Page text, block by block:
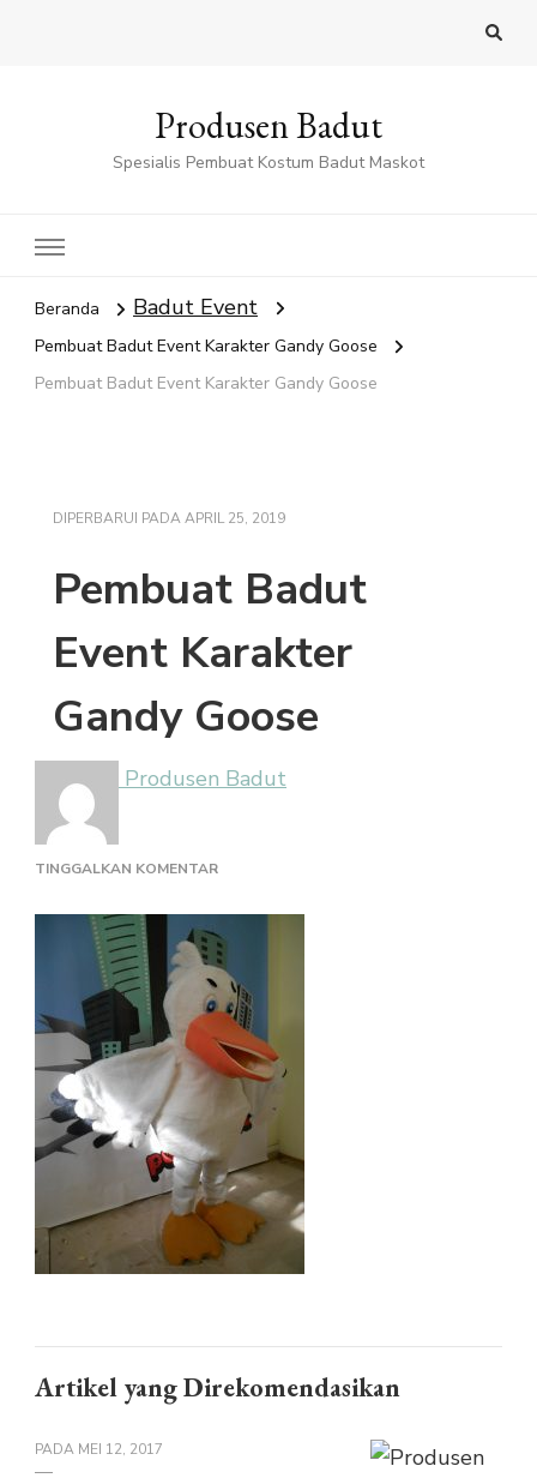
Produsen Badut
Spesialis Pembuat Kostum Badut Maskot
Beranda Badut Event
Pembuat Badut Event Karakter Gandy Goose
Pembuat Badut Event Karakter Gandy Goose
DIPERBARUI PADAAPRIL 25, 2019
Pembuat Badut
Event Karakter
Gandy Goose
Produsen Badut
TINGGALKAN KOMENTARPADA
BADUT
EVENT
KARAKTER
GANDY
GOOSE
Artikel yang Direkomendasikan
PADA MEI 12, 2017